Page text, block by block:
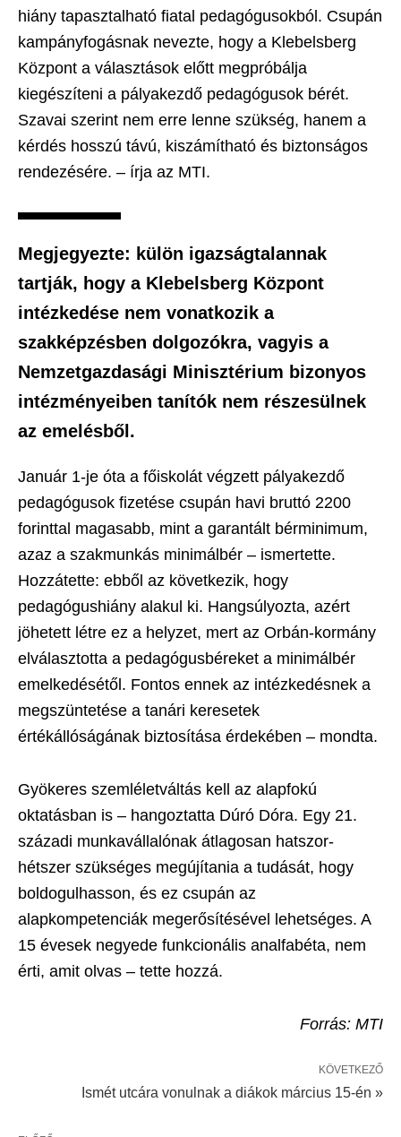
hiány tapasztalható fiatal pedagógusokból. Csupán
kampányfogásnak nevezte, hogy a Klebelsberg
Központ a választások előtt megpróbálja
kiegészíteni a pályakezdő pedagógusok bérét.
Szavai szerint nem erre lenne szükség, hanem a
kérdés hosszú távú, kiszámítható és biztonságos
rendezésére. – írja az MTI.
Megjegyezte: külön igazságtalannak
tartják, hogy a Klebelsberg Központ
intézkedése nem vonatkozik a
szakképzésben dolgozókra, vagyis a
Nemzetgazdasági Minisztérium bizonyos
intézményeiben tanítók nem részesülnek
az emelésből.
Január 1-je óta a főiskolát végzett pályakezdő
pedagógusok fizetése csupán havi bruttó 2200
forinttal magasabb, mint a garantált bérminimum,
azaz a szakmunkás minimálbér – ismertette.
Hozzátette: ebből az következik, hogy
pedagógushiány alakul ki. Hangsúlyozta, azért
jöhetett létre ez a helyzet, mert az Orbán-kormány
elválasztotta a pedagógusbéreket a minimálbér
emelkedésétől. Fontos ennek az intézkedésnek a
megszüntetése a tanári keresetek
értékállóságának biztosítása érdekében – mondta.
Gyökeres szemléletváltás kell az alapfokú
oktatásban is – hangoztatta Dúró Dóra. Egy 21.
századi munkavállalónak átlagosan hatszor-
hétszer szükséges megújítania a tudását, hogy
boldogulhasson, és ez csupán az
alapkompetenciák megerősítésével lehetséges. A
15 évesek negyede funkcionális analfabéta, nem
érti, amit olvas – tette hozzá.
Forrás: MTI
KÖVETKEZŐ
Ismét utcára vonulnak a diákok március 15-én »